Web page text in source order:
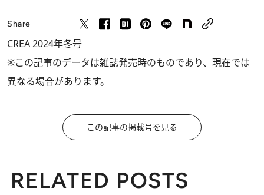
Share
CREA 2024年冬号
※この記事のデータは雑誌発売時のものであり、現在では
異なる場合があります。
この記事の掲載号を見る
RELATED POSTS